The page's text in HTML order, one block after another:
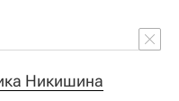
Никишина